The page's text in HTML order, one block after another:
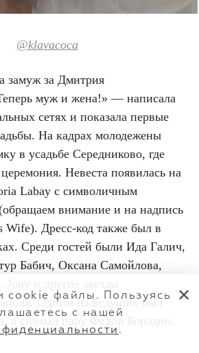
@klavacoca
замуж за Дмитрия
муж и жена!» — написала
сетях и показала первые
На кадрах молодежены
в усадьбе Середниково, где
Невеста появилась на
Labay с символичным
внимание и на надпись
Дресс-код также был в
Среди гостей были Ида Галич,
Бабич, Оксана Самойлова,
Одним из ведущих был
а снимал пару Федор Бородин.
cookie файлы. Пользуясь
с нашей
.
✕